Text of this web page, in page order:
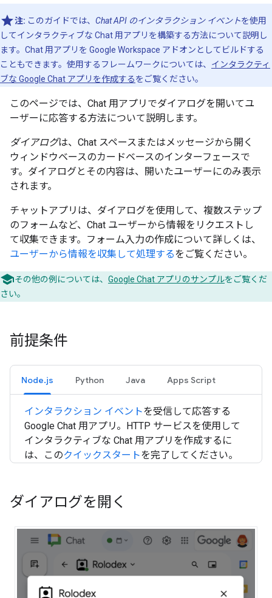
注: このガイドでは、 Chat API のインタラクション イベントを使用
してインタラクティブな Chat 用アプリを構築する方法について説明し
ます。Chat 用アプリを Google Workspace アドオンとしてビルドする
こともできます。使用するフレームワークについては、 インタラクティ
ブな Google Chat アプリを作成するをご覧ください。
このページでは、Chat 用アプリでダイアログを開いてユ
ーザーに応答する方法について説明します。
ダイアログは、Chat スペースまたはメッセージから開く
ウィンドウベースのカードベースのインターフェースで
す。ダイアログとその内容は、開いたユーザーにのみ表示
されます。
チャットアプリは、ダイアログを使用して、複数ステップ
のフォームなど、Chat ユーザーから情報をリクエストし
て収集できます。フォーム入力の作成について詳しくは、
ユーザーから情報を収集して処理するをご覧ください。
その他の例については、 Google Chat アプリのサンプルをご覧くだ
さい。
前提条件
Node.js Python Java Apps Script
インタラクション イベントを受信して応答する
Google Chat 用アプリ。HTTP サービスを使用して
インタラクティブな Chat 用アプリを作成するに
は、このクイックスタートを完了してください。
ダイアログを開く